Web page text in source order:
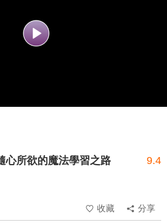
心所欲的魔法學習之路 9.4
收藏
分享